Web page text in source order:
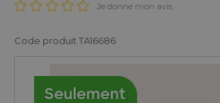
Je donne mon avis
Code produit TA16686